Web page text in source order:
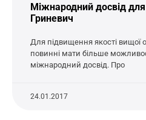
Міжнародний досвід для
Гриневич
Для підвищення якості вищої
повинні мати більше
міжнародний досвід. Про
24.01.2017